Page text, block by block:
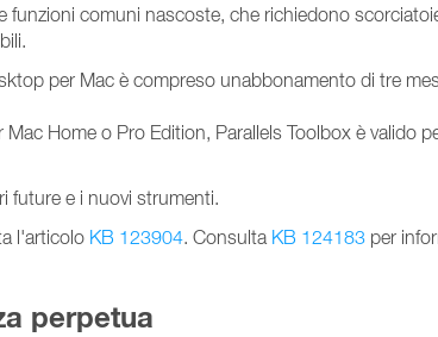
funzioni comuni nascoste, che richiedono
per Mac è compreso unabbonamento di tre
Home o Pro Edition, Parallels Toolbox è valido
future e i nuovi strumenti.
l'articolo KB 123904. Consulta KB 124183 per
perpetua